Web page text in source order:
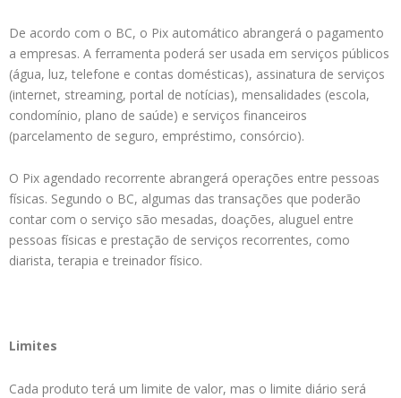
De acordo com o BC, o Pix automático abrangerá o pagamento
a empresas. A ferramenta poderá ser usada em serviços públicos
(água, luz, telefone e contas domésticas), assinatura de serviços
(internet, streaming, portal de notícias), mensalidades (escola,
condomínio, plano de saúde) e serviços financeiros
(parcelamento de seguro, empréstimo, consórcio).
O Pix agendado recorrente abrangerá operações entre pessoas
físicas. Segundo o BC, algumas das transações que poderão
contar com o serviço são mesadas, doações, aluguel entre
pessoas físicas e prestação de serviços recorrentes, como
diarista, terapia e treinador físico.
Limites
Cada produto terá um limite de valor, mas o limite diário será